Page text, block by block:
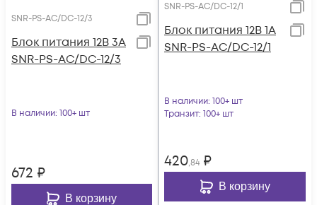
SNR-PS-AC/DC-12/3
Блок питания 12В 3А
SNR-PS-AC/DC-12/3
В наличии: 100+ шт
672 ₽
В корзину
SNR-PS-AC/DC-12/1
Блок питания 12В 1А
SNR-PS-AC/DC-12/1
В наличии: 100+ шт
Транзит: 100+ шт
420,84 ₽
В корзину